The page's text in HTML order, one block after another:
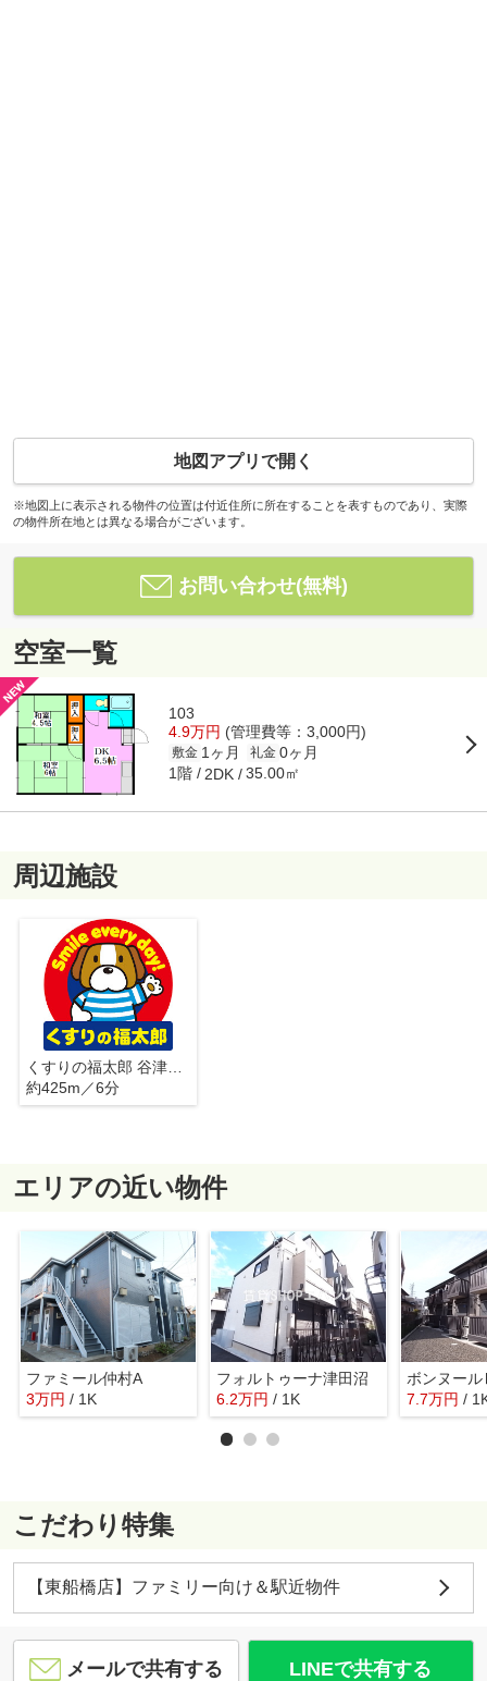
地図アプリで開く
※地図上に表示される物件の位置は付近住所に所在することを表すものであり、実際
の物件所在地とは異なる場合がございます。
お問い合わせ(無料)
空室一覧
103
4.9万円 (管理費等：3,000円)
敷金 1ヶ月 礼金 0ヶ月
1階 2DK 35.00㎡
周辺施設
くすりの福太郎 谷津駅前店
約425m／6分
エリアの近い物件
ファミール仲村A
3万円 / 1K
フォルトゥーナ津田沼
6.2万円 / 1K
ボンヌー
7.7万円 /
こだわり特集
【東船橋店】ファミリー向け＆駅近物件
メールで共有する LINEで共有する